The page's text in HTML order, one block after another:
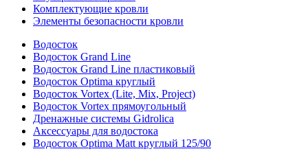
Комплектующие кровли
Элементы безопасности кровли
Водосток
Водосток Grand Line
Водосток Grand Line пластиковый
Водосток Optima круглый
Водосток Vortex (Lite, Mix, Project)
Водосток Vortex прямоугольный
Дренажные системы Gidrolica
Аксессуары для водостока
Водосток Optima Matt круглый 125/90